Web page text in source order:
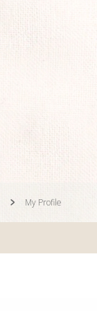
My Profile